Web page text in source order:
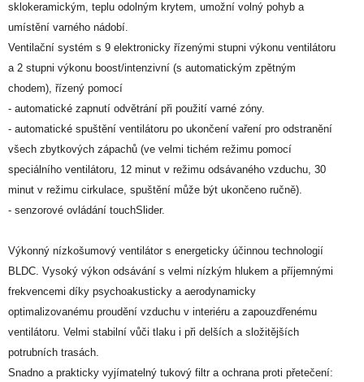
sklokeramickým, teplu odolným krytem, umožní volný pohyb a
umístění varného nádobí.
Ventilační systém s 9 elektronicky řízenými stupni výkonu ventilátoru
a 2 stupni výkonu boost/intenzivní (s automatickým zpětným
chodem), řízený pomocí
- automatické zapnutí odvětrání při použití varné zóny.
- automatické spuštění ventilátoru po ukončení vaření pro odstranění
všech zbytkových zápachů (ve velmi tichém režimu pomocí
speciálního ventilátoru, 12 minut v režimu odsávaného vzduchu, 30
minut v režimu cirkulace, spuštění může být ukončeno ručně).
- senzorové ovládání touchSlider.
Výkonný nízkošumový ventilátor s energeticky účinnou technologií
BLDC. Vysoký výkon odsávání s velmi nízkým hlukem a příjemnými
frekvencemi díky psychoakusticky a aerodynamicky
optimalizovanému proudění vzduchu v interiéru a zapouzdřenému
ventilátoru. Velmi stabilní vůči tlaku i při delších a složitějších
potrubních trasách.
Snadno a prakticky vyjímatelný tukový filtr a ochrana proti přetečení: